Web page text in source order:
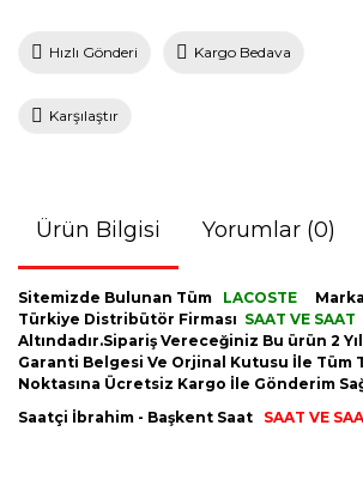
Hızlı Gönderi Kargo Bedava
Karşılaştır
Ürün Bilgisi Yorumlar (0)
Sitemizde Bulunan Tüm LACOSTE
Türkiye Distribütör Firması SAAT VE SAAT
Altındadır.Sipariş Vereceğiniz Bu ürün 2
Garanti Belgesi Ve Orjinal Kutusu İle Tüm
Noktasına Ücretsiz Kargo İle Gönderim
Saatçi İbrahim - Başkent Saat SAAT VE